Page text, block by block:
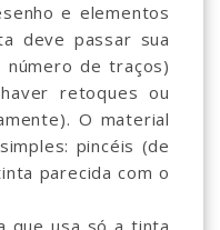
e elementos
deve passar sua
número de traços)
retoques ou
O material
pincéis (de
parecida com o
que usa só a tinta